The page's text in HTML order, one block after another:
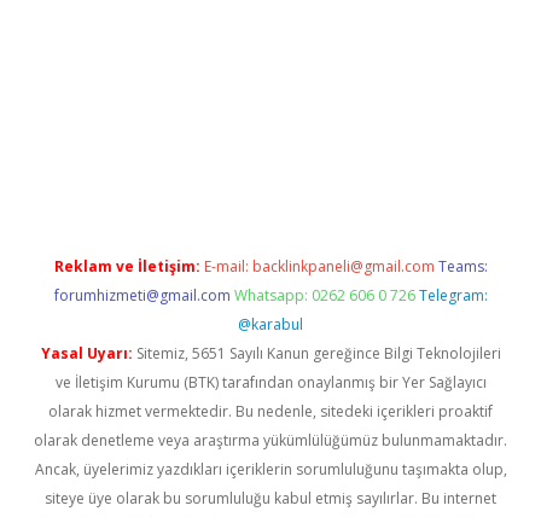
Reklam ve İletişim: E-mail: backlinkpaneli@gmail.com Teams:
forumhizmeti@gmail.com Whatsapp: 0262 606 0 726 Telegram:
@karabul
Yasal Uyarı: Sitemiz, 5651 Sayılı Kanun gereğince Bilgi Teknolojileri
ve İletişim Kurumu (BTK) tarafından onaylanmış bir Yer Sağlayıcı
olarak hizmet vermektedir. Bu nedenle, sitedeki içerikleri proaktif
olarak denetleme veya araştırma yükümlülüğümüz bulunmamaktadır.
Ancak, üyelerimiz yazdıkları içeriklerin sorumluluğunu taşımakta olup,
siteye üye olarak bu sorumluluğu kabul etmiş sayılırlar. Bu internet